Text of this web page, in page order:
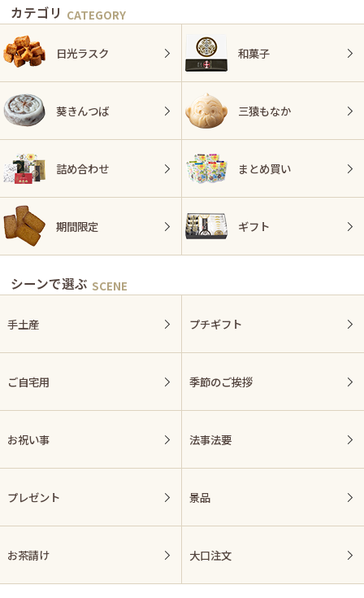
カテゴリ
日光ラスク 和菓子
葵きんつば 三猿もなか
詰め合わせ まとめ買い
期間限定 ギフト
シーンで選ぶ
手土産 プチギフト
ご自宅用 季節のご挨拶
お祝い事 法事法要
プレゼント 景品
お茶請け 大口注文